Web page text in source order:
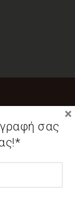
possible
to use the
σας
×